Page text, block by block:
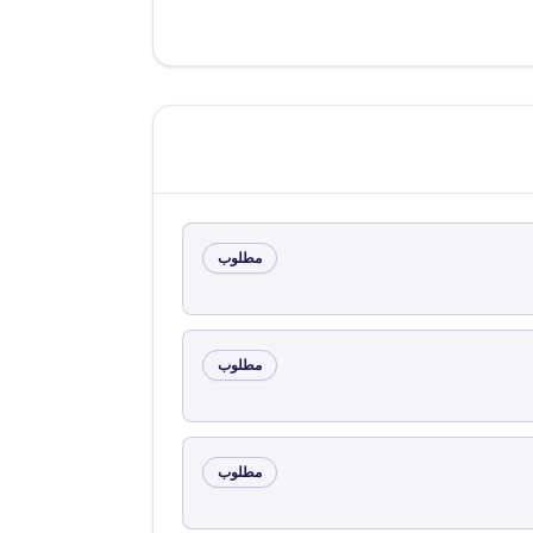
مطلوب
مطلوب
مطلوب